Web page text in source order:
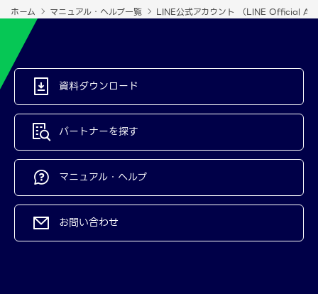
ホーム マニュアル・ヘルプ一覧 LINE公式アカウント （LINE Official
資料ダウンロード
パートナーを探す
マニュアル・ヘルプ
お問い合わせ